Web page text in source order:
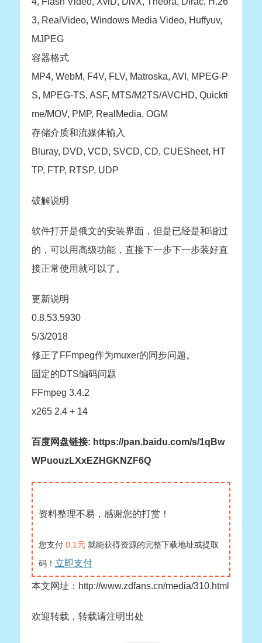
3, RealVideo, Windows Media Video, Huffyuv,
MJPEG
容器格式
MP4, WebM, F4V, FLV, Matroska, AVI, MPEG-P
S, MPEG-TS, ASF, MTS/M2TS/AVCHD, Quickti
me/MOV, PMP, RealMedia, OGM
存储介质和流媒体输入
Bluray, DVD, VCD, SVCD, CD, CUESheet, HT
TP, FTP, RTSP, UDP
破解说明
软件打开是俄文的安装界面，但是已经是和谐过
的，可以用高级功能，直接下一步下一步装好直
接正常使用就可以了。
更新说明
0.8.53.5930
5/3/2018
修正了FFmpeg作为muxer的同步问题。
固定的DTS编码问题
FFmpeg 3.4.2
x265 2.4 + 14
百度网盘链接: https://pan.baidu.com/s/1qBw
WPuouzLXxEZHGKNZF6Q
资料整理不易，感谢您的打赏！
您支付 0.1元 就能获得资源的完整下载地址或提取
码！ 立即支付
本文网址：http://www.zdfans.cn/media/310.html
欢迎转载，转载请注明出处